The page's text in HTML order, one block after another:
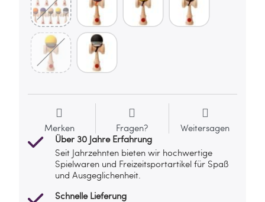
Merken Fragen?
Weitersagen
Über 30 Jahre Erfahrung
Seit Jahrzehnten bieten wir hochwertige
Spielwaren und Freizeitsportartikel für Spaß
und Ausgeglichenheit.
Schnelle Lieferung